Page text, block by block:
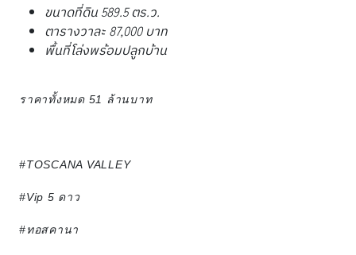
ขนาดที่ดิน 589.5 ตร.ว.
ตารางวาละ 87,000 บาท
พื้นที่โล่งพร้อมปลูกบ้าน
ราคาทั้งหมด 51 ล้านบาท
#TOSCANA VALLEY
#Vip 5​ ดาว​
#ทอสคานา